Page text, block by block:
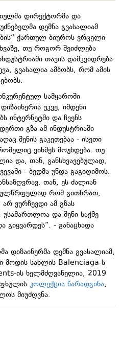
დირექტორმა და
დემნა გვასალიამ
ქართულ ბიუროს ვრცელი
თუ როგორ შეიძლება
თავის დამკვიდრება
გვასალია ამბობს, რომ ამის
სამყაროში
უკვე, იმდენი
ინტერნეტში და ჩვენს
გზა ამ ინდუსტრიაში
შენის გაკეთებაა - ისეთი
ვინმეს მოუნდება. თუ
და, თან, განსხვავებულად,
- ბედმა უნდა გაგიღიმოს.
თან, ეს ძალიან
რომ გითხრათ,
ვურჩევდი ამ გზას
და შენი საქმე
გიყვარდეს“. - განაცხადა
დიზაინერმა დემნა გვასალიამ,
სახლის Balenciaga-ს
ის ხელმძღვანელია, 2019
კოლექცია წარადგინა,
მიუძღვნა.